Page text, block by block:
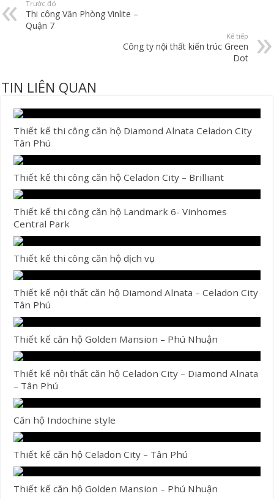
Trước đó
Thi công Văn Phòng Vinlite –
Quận 7
Kế tiếp
Công ty nội thất kiến trúc Green
Dot
TIN LIÊN QUAN
Thiết kế thi công căn hộ Diamond Alnata Celadon City
Tân Phú
Thiết kế thi công căn hộ Celadon City – Brilliant
Thiết kế thi công căn hộ Landmark 6- Vinhomes
Central Park
Thiết kế thi công căn hộ dịch vụ
Thiết kế nội thất căn hộ Diamond Alnata – Celadon City
Tân Phú
Thiết kế căn hộ Golden Mansion – Phú Nhuận
Thiết kế nội thất căn hộ Celadon City – Diamond Alnata
– Tân Phú
Căn hộ Indochine style
Thiết kế căn hộ Celadon City – Tân Phú
Thiết kế căn hộ Golden Mansion – Phú Nhuận